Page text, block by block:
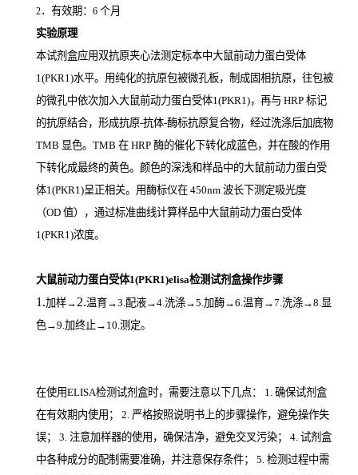
2．有效期： 6 个月
实验原理
本试剂盒应用双抗原夹心法测定标本中大鼠前动力蛋白受体
1(PKR1)水平。用纯化的抗原包被微孔板，制成固相抗原，往包被
的微孔中依次加入大鼠前动力蛋白受体1(PKR1)，再与 HRP 标记
的抗原结合，形成抗原-抗体-酶标抗原复合物，经过洗涤后加底物
TMB 显色。 TMB 在 HRP 酶的催化下转化成蓝色，并在酸的作用
下转化成最终的黄色。颜色的深浅和样品中的大鼠前动力蛋白受
体1(PKR1)呈正相关。用酶标仪在 450nm 波长下测定吸光度
（OD 值），通过标准曲线计算样品中大鼠前动力蛋白受体
1(PKR1)浓度。
大鼠前动力蛋白受体1(PKR1)elisa检测试剂盒操作步骤
1.加样→ 2.温育→3.配液→4.洗涤→5.加酶→6.温育→7.洗涤→8.显
色→9.加终止→10.测定。
在使用ELISA检测试剂盒时，需要注意以下几点： 1. 确保试剂盒
在有效期内使用； 2. 严格按照说明书上的步骤操作，避免操作失
误； 3. 注意加样器的使用，确保洁净，避免交叉污染； 4. 试剂盒
中各种成分的配制需要准确，并注意保存条件； 5. 检测过程中需